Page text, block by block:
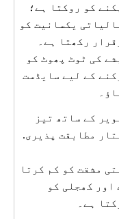
کو روکتا ہے؛
یکسانیت کو
رکھتا ہے۔
کی ٹوٹ پھوٹ کو
کے لیے سایڈست
کے ساتھ تیز
مطابقت پذیری.
مشقت کو کم کرتا
اور کھجلی کو
ہے۔